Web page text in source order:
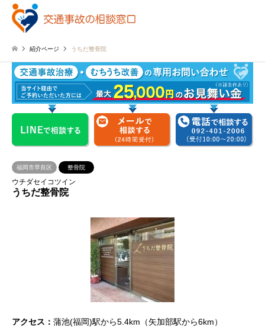
紹介ページ うちだ整骨院
福岡市早良区 整骨院
ウチダセイコツイン
うちだ整骨院
アクセス： 蒲池(福岡)駅から5.4km（矢加部駅から6km）